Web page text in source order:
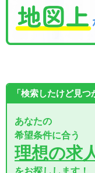
「検索したけど見つ
あなたの
希望条件に合う
理想の求
をお探しします！